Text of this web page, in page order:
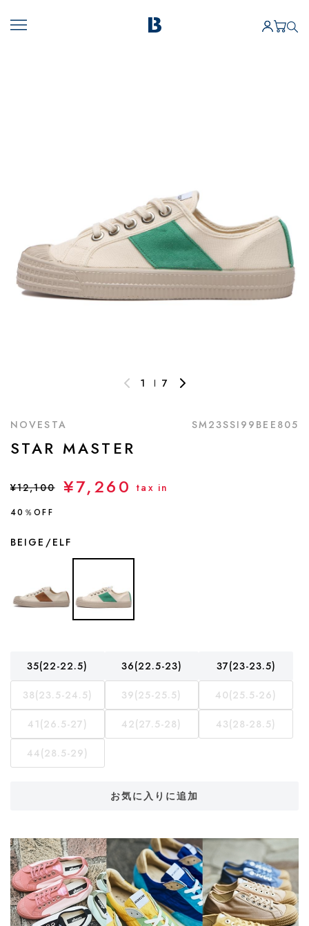
1 7
NOVESTA SM23SSI99BEE805
STAR MASTER
¥12,100 ¥7,260 tax in
40％OFF
BEIGE/ELF
35(22-22.5) 36(22.5-23) 37(23-23.5)
38(23.5-24.5) 39(25-25.5) 40(25.5-26)
41(26.5-27) 42(27.5-28) 43(28-28.5)
44(28.5-29)
お気に入りに追加